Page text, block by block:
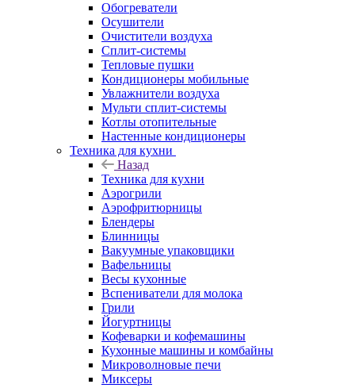
Обогреватели
Осушители
Очистители воздуха
Сплит-системы
Тепловые пушки
Кондиционеры мобильные
Увлажнители воздуха
Мульти сплит-системы
Котлы отопительные
Настенные кондиционеры
Техника для кухни
Назад
Техника для кухни
Аэрогрили
Аэрофритюрницы
Блендеры
Блинницы
Вакуумные упаковщики
Вафельницы
Весы кухонные
Вспениватели для молока
Грили
Йогуртницы
Кофеварки и кофемашины
Кухонные машины и комбайны
Микроволновые печи
Миксеры